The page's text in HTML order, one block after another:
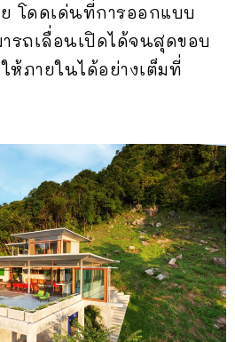
โดดเด่นที่การออกแบบ
รถเลื่อนเปิดได้จนสุดขอบ
ห้ภายในได้อย่างเต็มที่